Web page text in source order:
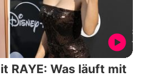
RAYE: Was läuft mit